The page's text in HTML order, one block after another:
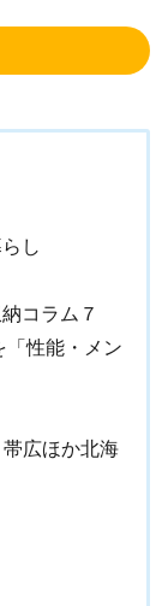
し
コラム７
性能・メン
広ほか北海